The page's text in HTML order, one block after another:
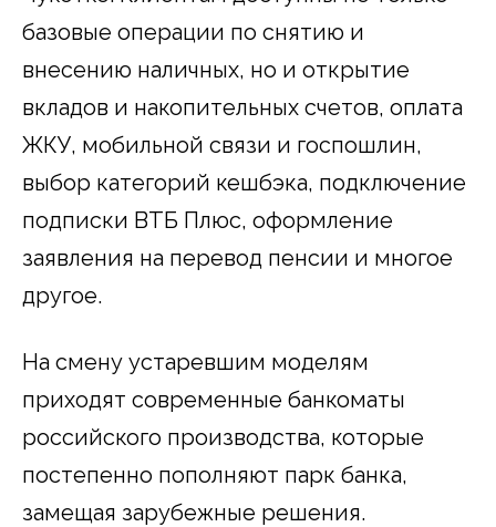
базовые операции по снятию и
внесению наличных, но и открытие
вкладов и накопительных счетов, оплата
ЖКУ, мобильной связи и госпошлин,
выбор категорий кешбэка, подключение
подписки ВТБ Плюс, оформление
заявления на перевод пенсии и многое
другое.
На смену устаревшим моделям
приходят современные банкоматы
российского производства, которые
постепенно пополняют парк банка,
замещая зарубежные решения.